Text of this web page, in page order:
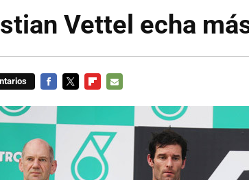
Vettel echa